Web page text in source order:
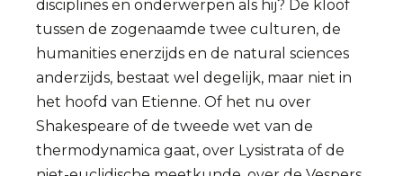
disciplines en onderwerpen als hij? De kloof
tussen de zogenaamde twee culturen, de
humanities enerzijds en de natural sciences
anderzijds, bestaat wel degelijk, maar niet in
het hoofd van Etienne. Of het nu over
Shakespeare of de tweede wet van de
thermodynamica gaat, over Lysistrata of de